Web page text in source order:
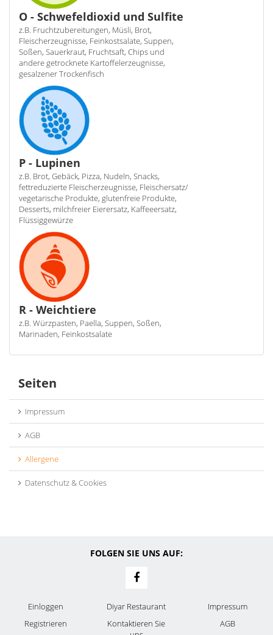
O - Schwefeldioxid und Sulfite
z.B. Fruchtzubereitungen, Müsli, Brot,
Fleischerzeugnisse, Feinkostsalate, Suppen,
Soßen, Sauerkraut, Fruchtsaft, Chips und
andere getrocknete Kartoffelerzeugnisse,
gesalzener Trockenfisch
P - Lupinen
z.B. Brot, Gebäck, Pizza, Nudeln, Snacks,
fettreduzierte Fleischerzeugnisse, Fleischersatz/
vegetarische Produkte, glutenfreie Produkte,
Desserts, milchfreier Eierersatz, Kaffeeersatz,
Flüssiggewürze
R - Weichtiere
z.B. Würzpasten, Paella, Suppen, Soßen,
Marinaden, Feinkostsalate
Seiten
Impressum
AGB
Allergene
Datenschutz & Cookies
FOLGEN SIE UNS AUF:
Einloggen
Registrieren
Diyar Restaurant
Kontaktieren Sie
Impressum
AGB